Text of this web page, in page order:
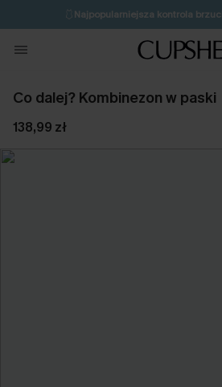
🩱Najpopularniejsza kontrola
🔥OSTATNIA SZANSA | Do
💌Zapisz się i zyskaj do
Co dalej? Kombinezon w paski
138,99 zł